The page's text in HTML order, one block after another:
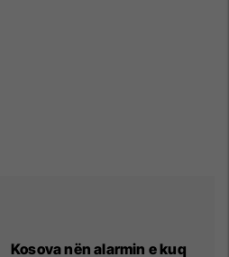
Kosova nën alarmin e kuq